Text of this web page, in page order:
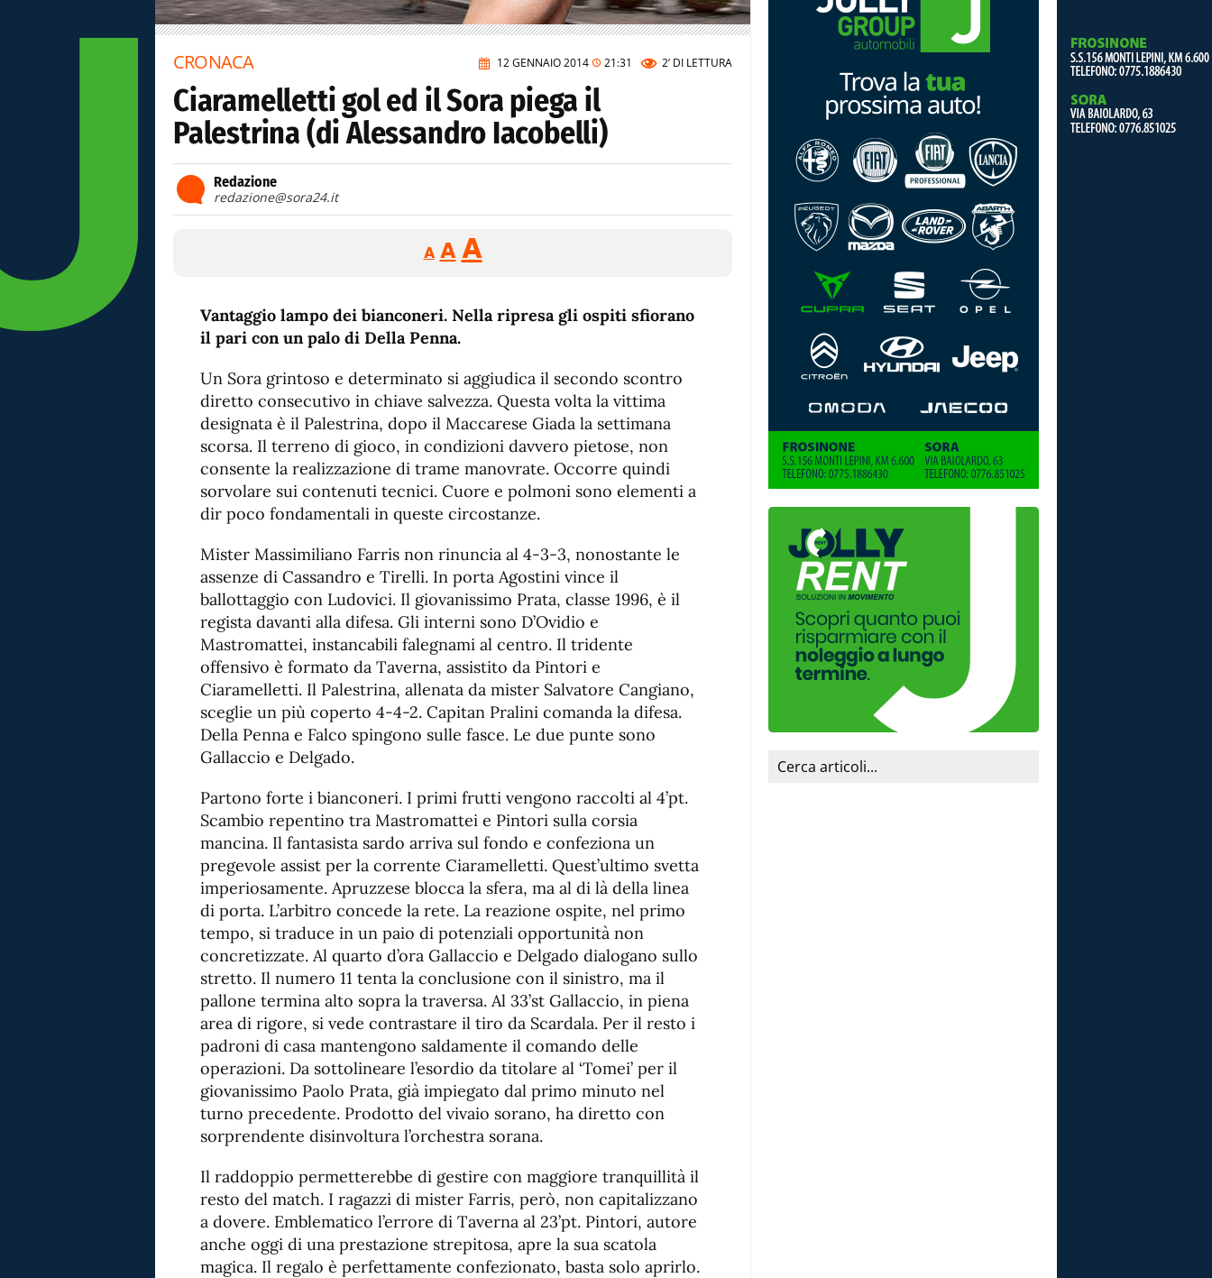
12 GENNAIO 2014 21:31 2’ DI LETTURA
CRONACA
Ciaramelletti gol ed il Sora piega il
Palestrina (di Alessandro Iacobelli)
Redazione
redazione@sora24.it
A
Reducir
tamaño
A Restablecer
tamaño
de
fuente
AAumentar
de
fuente.
Vantaggio lampo dei bianconeri. Nella ripresa gli ospiti sfiorano
il pari con un palo di Della Penna.
Un Sora grintoso e determinato si aggiudica il secondo scontro
diretto consecutivo in chiave salvezza. Questa volta la vittima
designata è il Palestrina, dopo il Maccarese Giada la settimana
scorsa. Il terreno di gioco, in condizioni davvero pietose, non
consente la realizzazione di trame manovrate. Occorre quindi
sorvolare sui contenuti tecnici. Cuore e polmoni sono elementi a
dir poco fondamentali in queste circostanze.
Mister Massimiliano Farris non rinuncia al 4-3-3, nonostante le
assenze di Cassandro e Tirelli. In porta Agostini vince il
ballottaggio con Ludovici. Il giovanissimo Prata, classe 1996, è il
regista davanti alla difesa. Gli interni sono D’Ovidio e
Mastromattei, instancabili falegnami al centro. Il tridente
offensivo è formato da Taverna, assistito da Pintori e
Ciaramelletti. Il Palestrina, allenata da mister Salvatore Cangiano,
sceglie un più coperto 4-4-2. Capitan Pralini comanda la difesa.
Della Penna e Falco spingono sulle fasce. Le due punte sono
Gallaccio e Delgado.
Partono forte i bianconeri. I primi frutti vengono raccolti al 4’pt.
Scambio repentino tra Mastromattei e Pintori sulla corsia
mancina. Il fantasista sardo arriva sul fondo e confeziona un
pregevole assist per la corrente Ciaramelletti. Quest’ultimo svetta
imperiosamente. Apruzzese blocca la sfera, ma al di là della linea
di porta. L’arbitro concede la rete. La reazione ospite, nel primo
tempo, si traduce in un paio di potenziali opportunità non
concretizzate. Al quarto d’ora Gallaccio e Delgado dialogano sullo
stretto. Il numero 11 tenta la conclusione con il sinistro, ma il
pallone termina alto sopra la traversa. Al 33’st Gallaccio, in piena
area di rigore, si vede contrastare il tiro da Scardala. Per il resto i
padroni di casa mantengono saldamente il comando delle
operazioni. Da sottolineare l’esordio da titolare al ‘Tomei’ per il
giovanissimo Paolo Prata, già impiegato dal primo minuto nel
turno precedente. Prodotto del vivaio sorano, ha diretto con
sorprendente disinvoltura l’orchestra sorana.
Il raddoppio permetterebbe di gestire con maggiore tranquillità il
resto del match. I ragazzi di mister Farris, però, non capitalizzano
a dovere. Emblematico l’errore di Taverna al 23’pt. Pintori, autore
anche oggi di una prestazione strepitosa, apre la sua scatola
magica. Il regalo è perfettamente confezionato, basta solo aprirlo.